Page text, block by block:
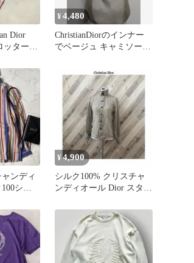
Dior
ッターT
¥4,480
ChristianDiorのインナー
でベージュ キャミソール
ンディ
シャ
¥ 4,900
シルク100% クリスチャ
ンディオール Dior スタン